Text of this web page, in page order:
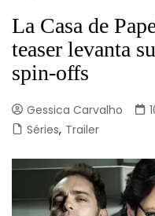
La Casa de
teaser levanta
spin-offs
Gessica Carvalho
Séries, Trailer